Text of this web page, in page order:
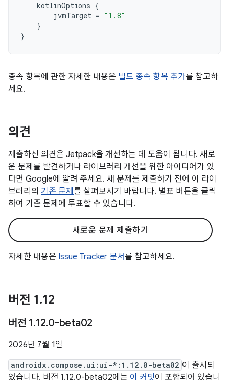
kotlinOptions {
jvmTarget = "1.8"
}
}
종속 항목에 관한 자세한 내용은 빌드 종속 항목 추가를 참고하
세요.
의견
제출하신 의견은 Jetpack을 개선하는 데 도움이 됩니다. 새로
운 문제를 발견하거나 라이브러리 개선을 위한 아이디어가 있
다면 Google에 알려 주세요. 새 문제를 제출하기 전에 이 라이
브러리의 기존 문제 를 살펴보시기 바랍니다. 별표 버튼을 클릭
하여 기존 문제에 투표할 수 있습니다.
새로운 문제 제출하기
자세한 내용은 Issue Tracker 문서를 참고하세요.
버전 1.12
버전 1.12.0-beta02
2026년 7월 1일
androidx.compose.ui:ui-*:1.12.0-beta02 이 출시되
었습니다. 버전 1.12.0-beta02에는 이 커밋이 포함되어 있습니